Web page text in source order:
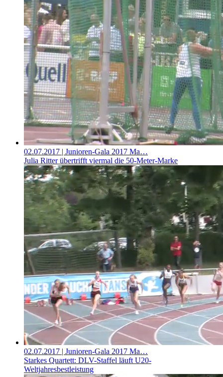
02.07.2017 | Junioren-Gala 2017 Ma…
Julia Ritter übertrifft viermal die 50-Meter-Marke
02.07.2017 | Junioren-Gala 2017 Ma…
Starkes Quartett: DLV-Staffel läuft U20-
Weltjahresbestleistung